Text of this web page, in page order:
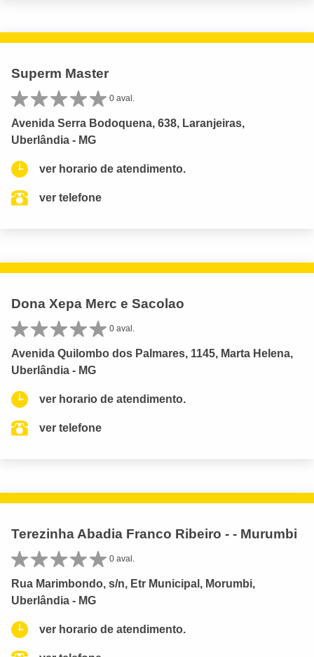
Superm Master
0 aval.
Avenida Serra Bodoquena, 638, Laranjeiras,
Uberlândia - MG
ver horario de atendimento.
ver telefone
Dona Xepa Merc e Sacolao
0 aval.
Avenida Quilombo dos Palmares, 1145, Marta Helena,
Uberlândia - MG
ver horario de atendimento.
ver telefone
Terezinha Abadia Franco Ribeiro - - Murumbi
0 aval.
Rua Marimbondo, s/n, Etr Municipal, Morumbi,
Uberlândia - MG
ver horario de atendimento.